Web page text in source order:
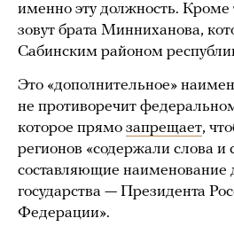
именно эту должность.
зовут брата Минниханова,
Сабинским районом
Это «дополнительное»
не противоречит
которое прямо запрещает,
регионов «содержали слова и
составляющие наименование
государства — Президента
Федерации».